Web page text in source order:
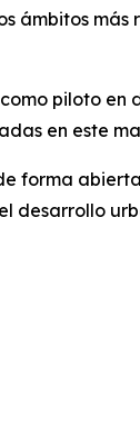
ámbitos más
piloto en
en este
forma
desarrollo